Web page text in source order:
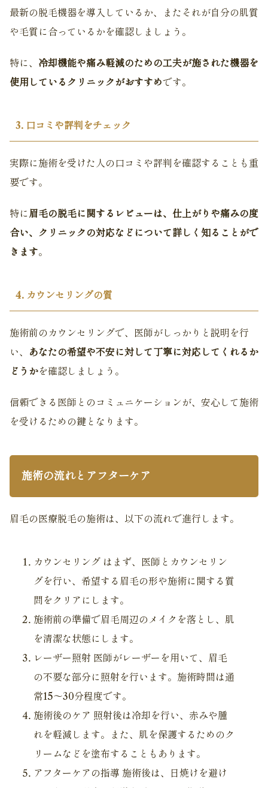
最新の脱毛機器を導入しているか、またそれが自分の肌質
や毛質に合っているかを確認しましょう。
特に、 冷却機能や痛み軽減のための工夫が施された機器を
使用しているクリニックがおすすめです。
3. 口コミや評判をチェック
実際に施術を受けた人の口コミや評判を確認することも重
要です。
特に眉毛の脱毛に関するレビューは、仕上がりや痛みの度
合い、クリニックの対応などについて詳しく知ることがで
きます。
4. カウンセリングの質
施術前のカウンセリングで、医師がしっかりと説明を行
い、 あなたの希望や不安に対して丁寧に対応してくれるか
どうかを確認しましょう。
信頼できる医師とのコミュニケーションが、安心して施術
を受けるための鍵となります。
施術の流れとアフターケア
眉毛の医療脱毛の施術は、以下の流れで進行します。
カウンセリング はまず、医師とカウンセリン
グを行い、希望する眉毛の形や施術に関する質
問をクリアにします。
施術前の準備で眉毛周辺のメイクを落とし、肌
を清潔な状態にします。
レーザー照射 医師がレーザーを用いて、眉毛
の不要な部分に照射を行います。施術時間は通
常15〜30分程度です。
施術後のケア 照射後は冷却を行い、赤みや腫
れを軽減します。また、肌を保護するためのク
リームなどを塗布することもあります。
アフターケアの指導 施術後は、日焼けを避け